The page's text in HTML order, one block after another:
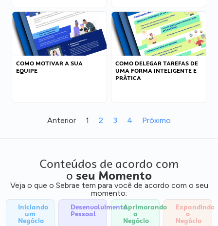
COMO MOTIVAR A SUA
EQUIPE
COMO DELEGAR TAREFAS DE
UMA FORMA INTELIGENTE E
PRÁTICA
Anterior 1 2 3 4 Próximo
Conteúdos de acordo com
o seu Momento
Veja o que o Sebrae tem para você de acordo com o seu
momento:
Iniciando
um
Negócio
Desenvolvimento
Pessoal
Aprimorando
o
Negócio
Expandindo
o
Negócio